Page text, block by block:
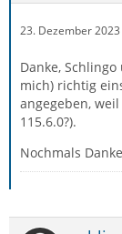
23. Dezember
Danke,
mich) richtig
angegeben,
115.6.0?).
Nochmals